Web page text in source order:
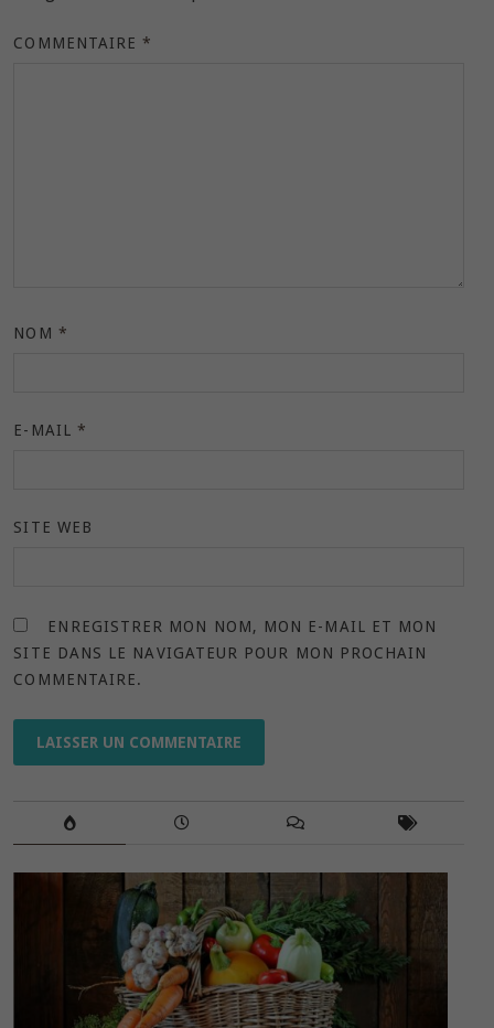
COMMENTAIRE*
NOM *
E-MAIL *
SITE WEB
ENREGISTRER MON NOM, MON E-MAIL ET MON
SITE DANS LE NAVIGATEUR POUR MON PROCHAIN
COMMENTAIRE.